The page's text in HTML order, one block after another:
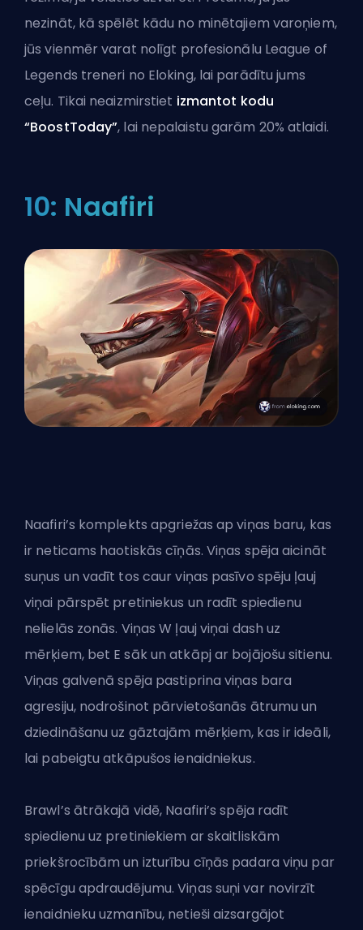
nezināt, kā spēlēt kādu no minētajiem varoņiem,
jūs vienmēr varat nolīgt profesionālu League of
Legends treneri no Eloking, lai parādītu jums
ceļu. Tikai neaizmirstiet izmantot kodu
“BoostToday”, lai nepalaistu garām 20% atlaidi.
10: Naafiri
Naafiri’s komplekts apgriežas ap viņas baru, kas
ir neticams haotiskās cīņās. Viņas spēja aicināt
suņus un vadīt tos caur viņas pasīvo spēju ļauj
viņai pārspēt pretiniekus un radīt spiedienu
nelielās zonās. Viņas W ļauj viņai dash uz
mērķiem, bet E sāk un atkāpj ar bojājošu sitienu.
Viņas galvenā spēja pastiprina viņas bara
agresiju, nodrošinot pārvietošanās ātrumu un
dziedināšanu uz gāztajām mērķiem, kas ir ideāli,
lai pabeigtu atkāpušos ienaidniekus.
Brawl’s ātrākajā vidē, Naafiri’s spēja radīt
spiedienu uz pretiniekiem ar skaitliskām
priekšrocībām un izturību cīņās padara viņu par
spēcīgu apdraudējumu. Viņas suņi var novirzīt
ienaidnieku uzmanību, netieši aizsargājot